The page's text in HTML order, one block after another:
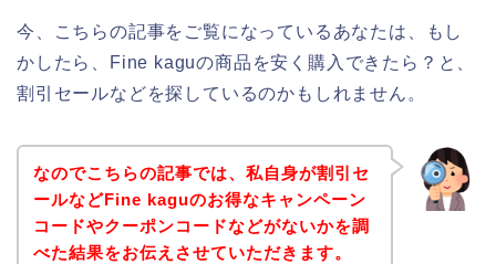
今、こちらの記事をご覧になっているあなたは、もし
かしたら、Fine kaguの商品を安く購入できたら？と、
割引セールなどを探しているのかもしれません。
なのでこちらの記事では、私自身が割引セ
ールなどFine kaguのお得なキャンペーン
コードやクーポンコードなどがないかを調
べた結果をお伝えさせていただきます。